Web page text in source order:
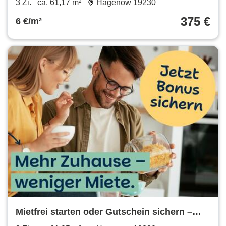
3 Zi. ca. 61,17 m² Hagenow 19230
6 €/m² 375 €
Mietfrei starten oder Gutschein sichern –